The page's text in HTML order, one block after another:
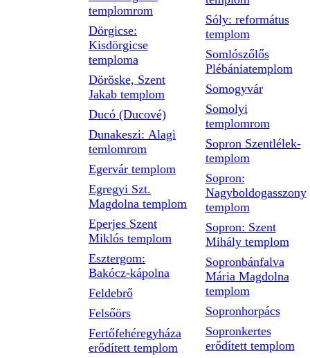
templomrom
Dörgicse:
Kisdörgicse
temploma
Döröske, Szent
Jakab templom
Ducó (Ducové)
Dunakeszi: Alagi
temlomrom
Egervár templom
Egregyi Szt.
Magdolna templom
Eperjes Szent
Miklós templom
Esztergom:
Bakócz-kápolna
Feldebrő
Felsőörs
Fertőfehéregyháza
erődített templom
Sóly: református
templom
Somlószőlős
Plébániatemplom
Somogyvár
Somolyi
templomrom
Sopron Szentlélek-
templom
Sopron:
Nagyboldogasszony
templom
Sopron: Szent
Mihály templom
Sopronbánfalva
Mária Magdolna
templom
Sopronhorpács
Sopronkertes
erődített templom